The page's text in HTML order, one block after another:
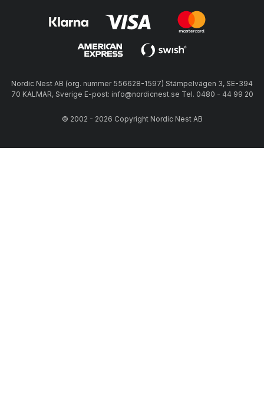
Nordic Nest AB (org. nummer 556628-1597) Stämpelvägen 3, SE-394
70 KALMAR, Sverige E-post: info@nordicnest.se Tel. 0480 - 44 99 20
© 2002 - 2026 Copyright Nordic Nest AB